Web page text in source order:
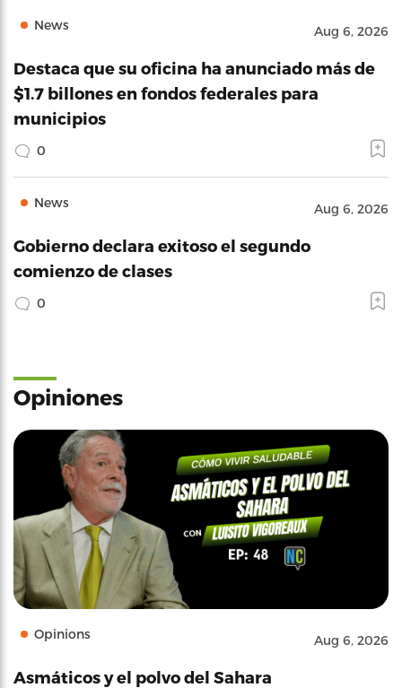
News Aug 6, 2026
Destaca que su oficina ha anunciado más de
$1.7 billones en fondos federales para
municipios
0
News Aug 6, 2026
Gobierno declara exitoso el segundo
comienzo de clases
0
Opiniones
Opinions Aug 6, 2026
Asmáticos y el polvo del Sahara